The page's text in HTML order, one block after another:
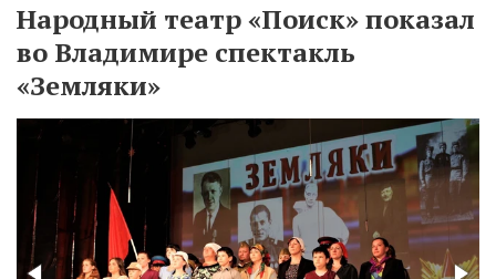
Народный театр «Поиск» показал
во Владимире спектакль
«Земляки»